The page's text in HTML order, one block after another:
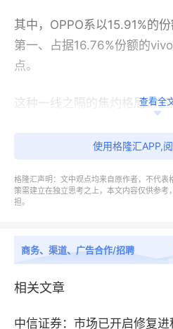
其中，OPPO系以15.91%的
第一、占据16.76%份额的
点。
这种一线之隔的焦灼格局，
OPPO曾是行业内公认的“营
商网络，R9系列创下了超
查看全
使用格隆汇APP,
格隆汇声明：文中观点均来自原作者，不代
策需建立在独立思考之上，本文内容仅供参考
担。
商务、渠道、广告合作/招聘
相关文章
中信证券：市场已开启修复进